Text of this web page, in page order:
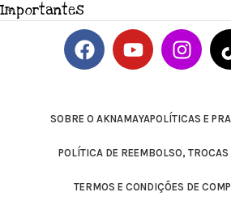
Importantes
SOBRE O AKNAMAYAPOLÍTICAS E
POLÍTICA DE REEMBOLSO, TROCAS
TERMOS E CONDIÇÕES DE